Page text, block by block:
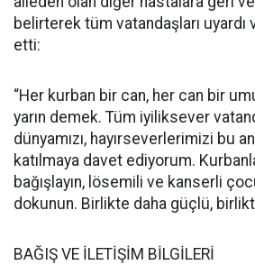
belirterek tüm vatandaşları
etti:
“Her kurban bir can, her can bir
yarın demek. Tüm iyiliksever
dünyamızı, hayırseverlerimizi bu
katılmaya davet ediyorum.
bağışlayın, lösemili ve kanserli
dokunun. Birlikte daha güçlü,
BAĞIŞ VE İLETİŞİM BİLGİLERİ